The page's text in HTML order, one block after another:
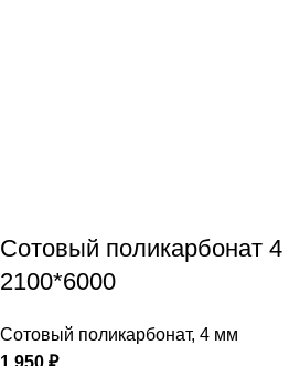
Сотовый поликарбонат
2100*6000
Сотовый поликарбонат, 4 мм
1 950 ₽